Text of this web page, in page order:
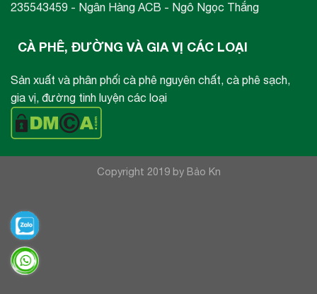
235543459 - Ngân Hàng ACB - Ngô Ngọc Thắng
CÀ PHÊ, ĐƯỜNG VÀ GIA VỊ CÁC LOẠI
Sản xuất và phân phối cà phê nguyên chất, cà phê sạch,
gia vị, đường tinh luyện các loại
Copyright 2019 by Bảo Kn